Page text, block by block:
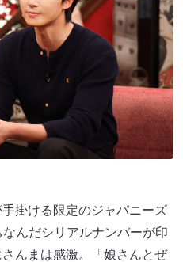
掛ける限定のジャパニーズ
んだシリアルナンバーが印
んまは感激。「娘さんとぜ